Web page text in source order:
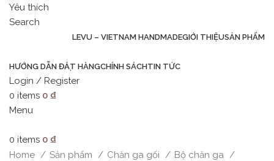
Yêu thích
Search
LEVU – VIETNAM HANDMADEGIỚI THIỆUSẢN PHẨM
HƯỚNG DẪN ĐẶT HÀNGCHÍNH SÁCHTIN TỨC
Login / Register
0 items 0 ₫
Menu
0 items 0 ₫
Home
Sản phẩm Chăn ga gối
Bộ chăn ga